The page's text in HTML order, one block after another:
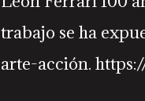
trabajo se ha
arte-acción.